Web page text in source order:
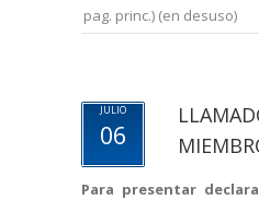
pag. princ.) (en desuso)
JULIO
06
Para presentar